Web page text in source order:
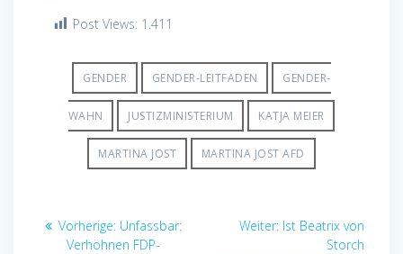
Post Views: 1.411
GENDER GENDER-LEITFADEN GENDER-
WAHN JUSTIZMINISTERIUM KATJA MEIER
MARTINA JOST MARTINA JOST AFD
Beitragsnavigation
Vorherige: Vorheriger
Beitrag:
Unfassbar:
Verhöhnen FDP-
Weiter: Nächster
Ist Beatrix von
Storch